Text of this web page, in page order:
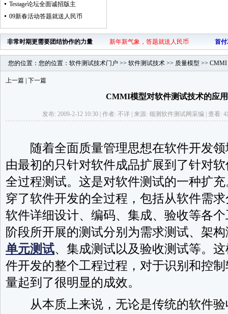
Testage论坛全面诚招版主
09新春活动答题就送人民币
非常时期更需要团结协作的力量 新年新气象，答题就送人民币 首
您的位置：您的位置： 软件测试技术门户 >> 软件测试技术 >> 质量模型 >> CMMI
上一篇 下一篇
CMMI模型对软件测试技术的应
发布: 2009-2-12 10:30 | 作者: 不详 | 来源: 领测软件测试网采编 | 查看:
随着全面质量管理思想在软件开发领
由最初的只针对软件成品扩展到了针对
全过程测试。这是对软件测试的一种扩
穿了软件开发的全过程，包括从软件需
软件详细设计、编码、集成、验收等各
阶段所开展的测试分别为需求测试、架
单元测试、集成测试以及验收测试等。
件开发的整个工程过程，对于识别和控
量起到了很明显的成效。
从本质上来说，无论是传统的软件验